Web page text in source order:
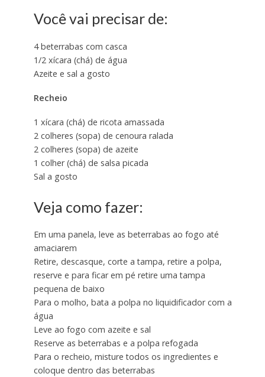
Você vai precisar de:
4 beterrabas com casca
1/2 xícara (chá) de água
Azeite e sal a gosto
Recheio
1 xícara (chá) de ricota amassada
2 colheres (sopa) de cenoura ralada
2 colheres (sopa) de azeite
1 colher (chá) de salsa picada
Sal a gosto
Veja como fazer:
Em uma panela, leve as beterrabas ao fogo até
amaciarem
Retire, descasque, corte a tampa, retire a polpa,
reserve e para ficar em pé retire uma tampa
pequena de baixo
Para o molho, bata a polpa no liquidificador com a
água
Leve ao fogo com azeite e sal
Reserve as beterrabas e a polpa refogada
Para o recheio, misture todos os ingredientes e
coloque dentro das beterrabas